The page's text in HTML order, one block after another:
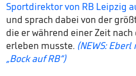
Sportdirektor von RB Leipzig
und sprach dabei von der
die er während einer Zeit
erleben musste. (NEWS:
„Bock auf RB“)